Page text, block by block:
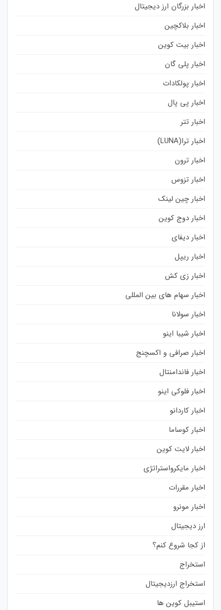
اخبار بزرگان ارز دیجیتال
اخبار بلاکچین
اخبار بیت کوین
اخبار پلی گان
اخبار پولکادات
اخبار پی پال
اخبار تتر
اخبار ترا(LUNA)
اخبار ترون
اخبار تزوس
اخبار چین لینک
اخبار دوج کوین
اخبار دیفای
اخبار ریپل
اخبار زی کش
اخبار سهام های بین المللی
اخبار سولانا
اخبار شیبا اینو
اخبار صرافی و اکسچنج
اخبار فاندامنتال
اخبار فلوکی اینو
اخبار کاردانو
اخبار کوساما
اخبار لایت کوین
اخبار مایکرواستراتژی
اخبار مقررات
اخبار مونرو
ارز دیجیتال
از کجا شروع کنم؟
استخراج
استخراج ارزدیجیتال
استیبل کوین ها